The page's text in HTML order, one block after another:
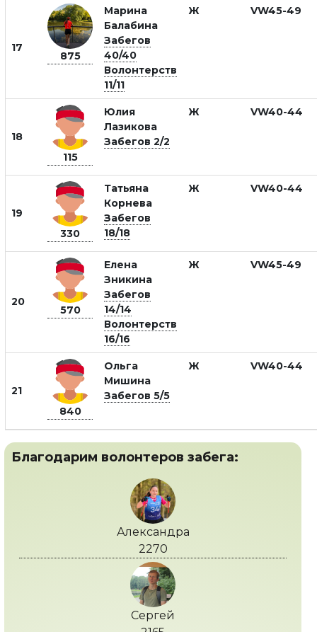
17
875
Марина
Балабина
Забегов
40/40
Волонтерств
11/11
Ж VW45-49
18
115
Юлия
Лазикова
Забегов 2/2
Ж VW40-44
19
330
Татьяна
Корнева
Забегов
18/18
Ж VW40-44
20
570
Елена
Зникина
Забегов
14/14
Волонтерств
16/16
Ж VW45-49
21
840
Ольга
Мишина
Забегов 5/5
Ж VW40-44
Благодарим волонтеров забега:
Александра
2270
Сергей